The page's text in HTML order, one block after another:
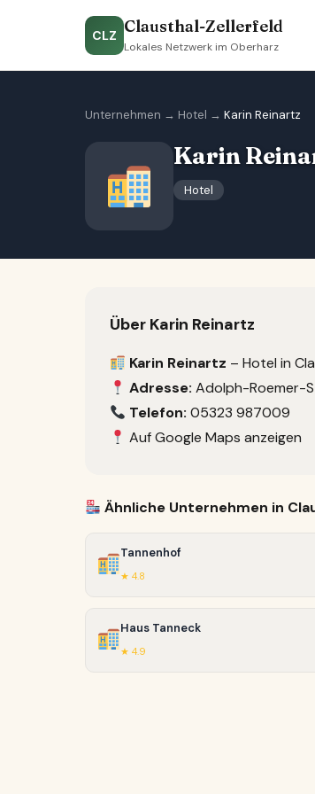
CLZ Clausthal-Zellerfeld
Lokales Netzwerk im Oberharz
Unternehmen → Hotel → Karin Reinartz
Karin
Hotel
Über Karin Reinartz
Karin Reinartz – Hotel in
Adresse: Adolph-Roemer-
Telefon: 05323 987009
Auf Google Maps anzeigen
Ähnliche Unternehmen in
Tannenhof
★ 4.8
Haus Tanneck
★ 4.9